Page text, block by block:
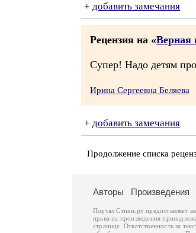
+ добавить замечания
Рецензия на «Верная
Супер! Надо детям
Ирина Сергеевна Беляева
+ добавить замечания
Продолжение списка
Авторы Произведения
Портал Стихи.ру предоставляет
права на произведения
странице. Ответственность за